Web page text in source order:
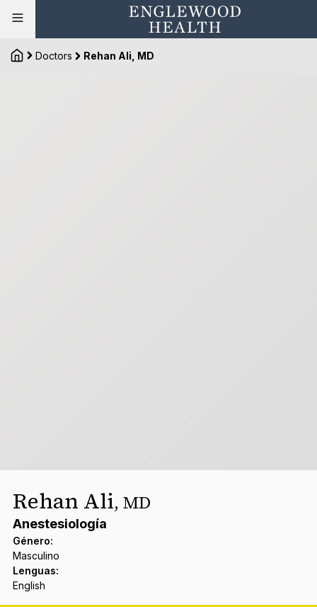
Doctors Rehan Ali, MD
Rehan Ali, MD
Anestesiología
Género:
Masculino
Lenguas:
English